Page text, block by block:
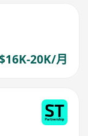
20K/月